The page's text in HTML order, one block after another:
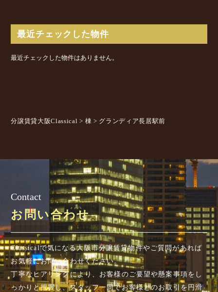
最近チェックした物件
最近チェックした物件はありません。
分譲賃貸大阪Classical > 棟 > グランディア長居駅前
Contact
お問い合わせ
Classicalで気になる大阪市分譲賃貸物件やご質問があれば
お気軽にお問い合わせください。
丁寧なヒアリングにより、お客様のご要望や懸案事項を し
っかりと把握し、スタッフ一同でお客様とのお取引を円滑